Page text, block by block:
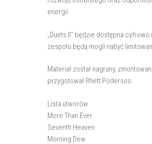
energii.
„Duets II” będzie dostępna
zespołu będą mogli nabyć
Materiał został nagrany,
przygotował Rhett Podersoo.
Lista utworów
More Than Ever
Seventh Heaven
Morning Dew